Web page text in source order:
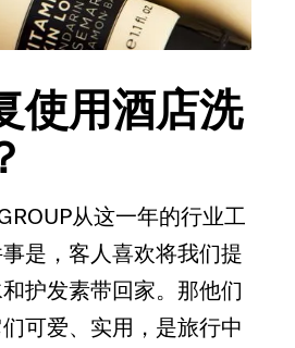
使用酒店洗
从这一年的行业工
是，客人喜欢将我们提
护发素带回家。那他们
可爱、实用，是旅行中